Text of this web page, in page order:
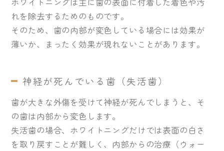
れを除去するためのものです。
そのため、歯の内部が変色している場合には効果が
薄いか、まったく効果が現れないことがあります。
神経が死んでいる歯（失活歯）
歯が大きな外傷を受けて神経が死んでしまうと、そ
の歯は内部から変色します。
失活歯の場合、ホワイトニングだけでは表面の白さ
を取り戻すことが難しく、内部からの治療（ウォー